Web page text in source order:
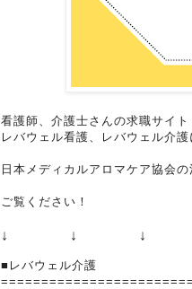
看護師、介護士さんの求職サイト
レバウェル看護、レバウェル介護
日本メディカルアロマケア協会
ご覧ください！
↓ ↓ ↓
■レバウェル介護